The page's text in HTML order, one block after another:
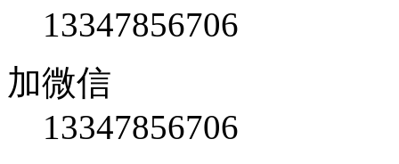
13347856706
加微信
13347856706